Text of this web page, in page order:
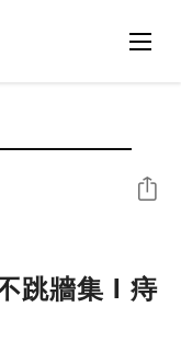
跳牆集 I 痔
シェア